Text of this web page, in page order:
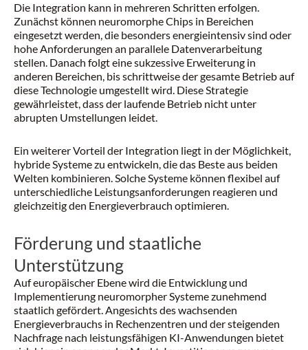
Die Integration kann in mehreren Schritten erfolgen.
Zunächst können neuromorphe Chips in Bereichen
eingesetzt werden, die besonders energieintensiv sind oder
hohe Anforderungen an parallele Datenverarbeitung
stellen. Danach folgt eine sukzessive Erweiterung in
anderen Bereichen, bis schrittweise der gesamte Betrieb auf
diese Technologie umgestellt wird. Diese Strategie
gewährleistet, dass der laufende Betrieb nicht unter
abrupten Umstellungen leidet.
Ein weiterer Vorteil der Integration liegt in der Möglichkeit,
hybride Systeme zu entwickeln, die das Beste aus beiden
Welten kombinieren. Solche Systeme können flexibel auf
unterschiedliche Leistungsanforderungen reagieren und
gleichzeitig den Energieverbrauch optimieren.
Förderung und staatliche
Unterstützung
Auf europäischer Ebene wird die Entwicklung und
Implementierung neuromorpher Systeme zunehmend
staatlich gefördert. Angesichts des wachsenden
Energieverbrauchs in Rechenzentren und der steigenden
Nachfrage nach leistungsfähigen KI-Anwendungen bietet